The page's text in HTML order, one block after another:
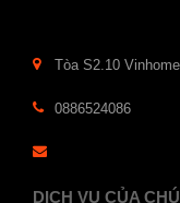
Tòa S2.10
0886524086
DỊCH VỤ CỦA